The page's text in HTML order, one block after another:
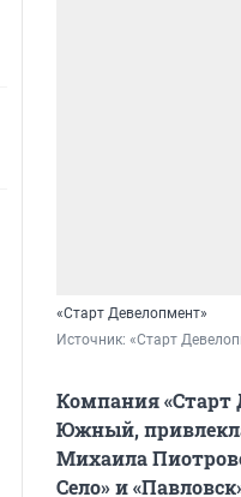
«Старт Девелопмент»
Источник: «Старт
Компания «Старт
Южный,
Михаила
Село» и